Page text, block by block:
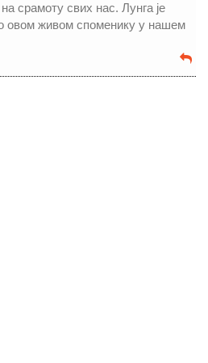
срамоту свих нас. Лунга је
овом живом споменику у нашем